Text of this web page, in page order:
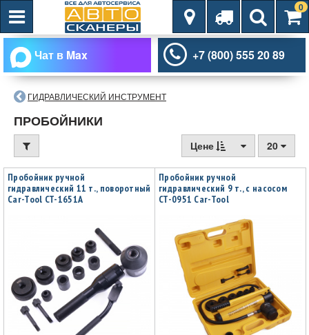
0
Чат в Max +7 (800) 555 20 89
ГИДРАВЛИЧЕСКИЙ ИНСТРУМЕНТ
ПРОБОЙНИКИ
Цене 20
Пробойник ручной
гидравлический 11 т., поворотный
Car-Tool CT-1651A
Пробойник ручной
гидравлический 9 т., с насосом
CT-0951 Car-Tool